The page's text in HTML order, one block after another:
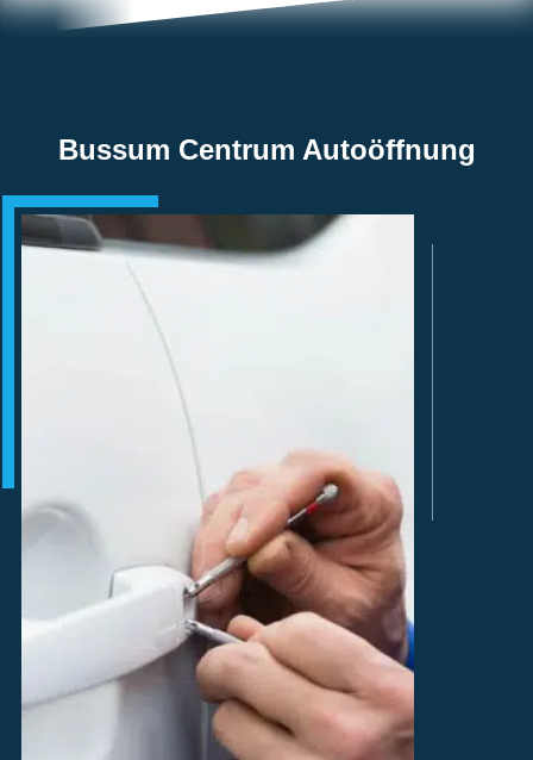
Bussum Centrum Autoöffnung